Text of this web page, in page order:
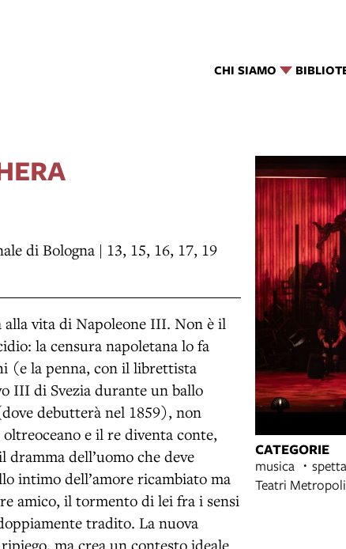
CHI SIAMO
di Bologna | 13, 15, 16, 17, 19
vita di Napoleone III. Non è il
la censura napoletana lo fa
(e la penna, con il librettista
III di Svezia durante un ballo
debutterà nel 1859), non
e il re diventa conte,
dell’uomo che deve
intimo dell’amore ricambiato ma
amico, il tormento di lei fra i sensi
tradito. La nuova
ma crea un contesto ideale
CATEGORIE
musica
Teatri